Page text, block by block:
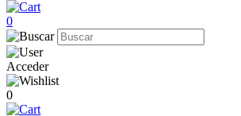
0
Acceder
0